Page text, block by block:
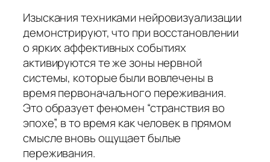
Изыскания техниками нейровизуализации
демонстрируют, что при восстановлении
о ярких аффективных событиях
активируются те же зоны нервной
системы, которые были вовлечены в
время первоначального переживания.
Это образует феномен “странствия во
эпохе”, в то время как человек в прямом
смысле вновь ощущает былые
переживания.